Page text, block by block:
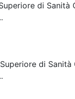
di Sanità
di